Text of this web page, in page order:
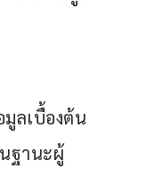
ลเบื้องต้น
ฐานะผู้